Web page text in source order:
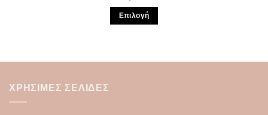
Επιλογή
ΧΡΉΣΙΜΕΣ ΣΕΛΊΔΕΣ